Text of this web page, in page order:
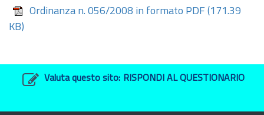
Ordinanza n. 056/2008 in formato PDF (171.39
KB)
Valuta questo sito: RISPONDI AL QUESTIONARIO